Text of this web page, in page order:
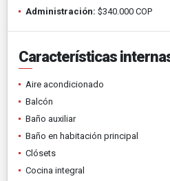
Administración: $340.000 COP
Características
Aire acondicionado
Balcón
Baño auxiliar
Baño en habitación principal
Clósets
Cocina integral